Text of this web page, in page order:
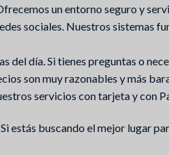
un entorno seguro y
sociales. Nuestros sistemas
del día. Si tienes preguntas o
son muy razonables y más
servicios con tarjeta y con
estás buscando el mejor lugar